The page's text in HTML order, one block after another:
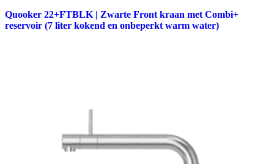
Quooker 22+FTBLK | Zwarte Front kraan met Combi+
reservoir (7 liter kokend en onbeperkt warm water)